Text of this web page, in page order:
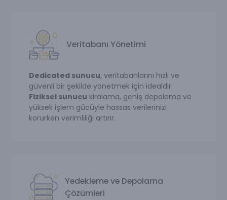
Veritabanı Yönetimi
Dedicated sunucu, veritabanlarını hızlı ve
güvenli bir şekilde yönetmek için idealdir.
Fiziksel sunucu kiralama, geniş depolama ve
yüksek işlem gücüyle hassas verilerinizi
korurken verimliliği artırır.
Yedekleme ve Depolama
Çözümleri